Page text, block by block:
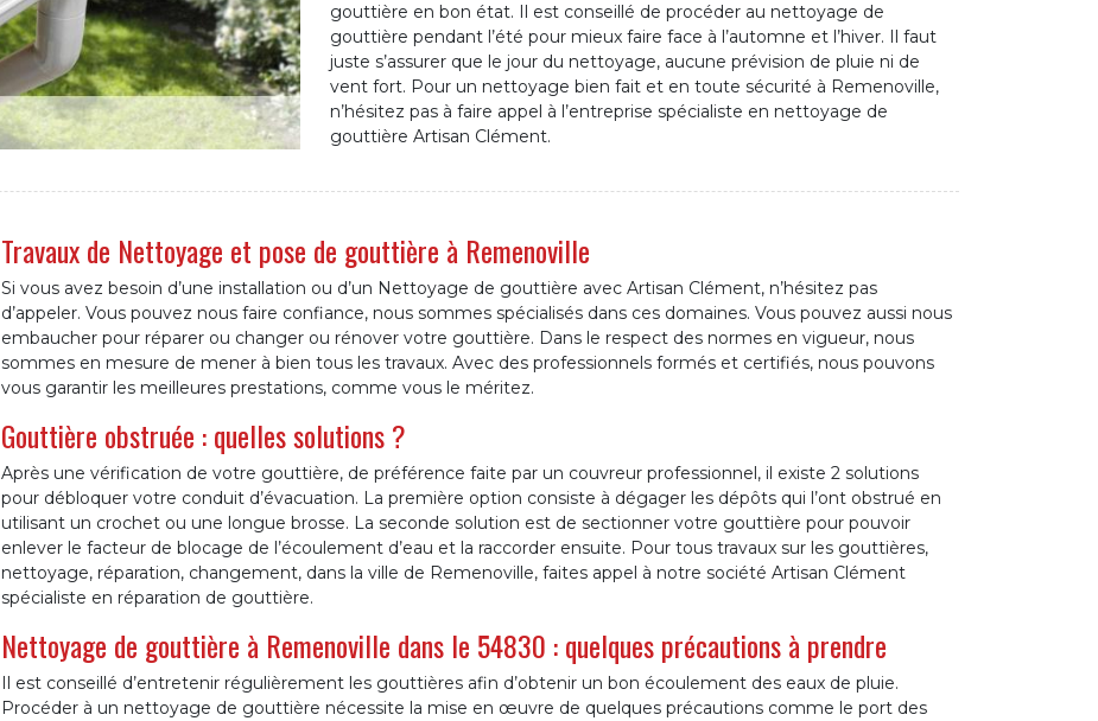
gouttière en bon état. Il est conseillé de procéder au nettoyage de
gouttière pendant l’été pour mieux faire face à l’automne et l’hiver. Il faut
juste s’assurer que le jour du nettoyage, aucune prévision de pluie ni de
vent fort. Pour un nettoyage bien fait et en toute sécurité à Remenoville,
n’hésitez pas à faire appel à l’entreprise spécialiste en nettoyage de
gouttière Artisan Clément.
Travaux de Nettoyage et pose de gouttière à Remenoville
Si vous avez besoin d’une installation ou d’un Nettoyage de gouttière avec Artisan Clément, n’hésitez pas
d’appeler. Vous pouvez nous faire confiance, nous sommes spécialisés dans ces domaines. Vous pouvez aussi nous
embaucher pour réparer ou changer ou rénover votre gouttière. Dans le respect des normes en vigueur, nous
sommes en mesure de mener à bien tous les travaux. Avec des professionnels formés et certifiés, nous pouvons
vous garantir les meilleures prestations, comme vous le méritez.
Gouttière obstruée : quelles solutions ?
Après une vérification de votre gouttière, de préférence faite par un couvreur professionnel, il existe 2 solutions
pour débloquer votre conduit d’évacuation. La première option consiste à dégager les dépôts qui l’ont obstrué en
utilisant un crochet ou une longue brosse. La seconde solution est de sectionner votre gouttière pour pouvoir
enlever le facteur de blocage de l’écoulement d’eau et la raccorder ensuite. Pour tous travaux sur les gouttières,
nettoyage, réparation, changement, dans la ville de Remenoville, faites appel à notre société Artisan Clément
spécialiste en réparation de gouttière.
Nettoyage de gouttière à Remenoville dans le 54830 : quelques précautions à prendre
Il est conseillé d’entretenir régulièrement les gouttières afin d’obtenir un bon écoulement des eaux de pluie.
Procéder à un nettoyage de gouttière nécessite la mise en œuvre de quelques précautions comme le port des